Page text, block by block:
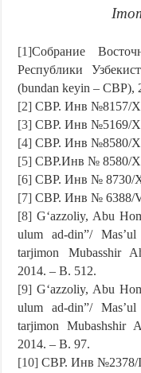
[1]Собрание
Республики
(bundan keyin – СВР),
[2] СВР. Инв №8157/
[3] СВР. Инв №5169/
[4] СВР. Инв №8580/
[5] СВР.Инв № 8580/
[6] СВР. Инв № 8730/
[7] СВР. Инв № 6388/
[8] G‘azzoliy, Abu
ulum ad-din”/
tarjimon Mubasshir
2014. – B. 512.
[9] G‘azzoliy, Abu
ulum ad-din”/
tarjimon Mubashshir
2014. – B. 97.
[10] СВР. Инв №2378/